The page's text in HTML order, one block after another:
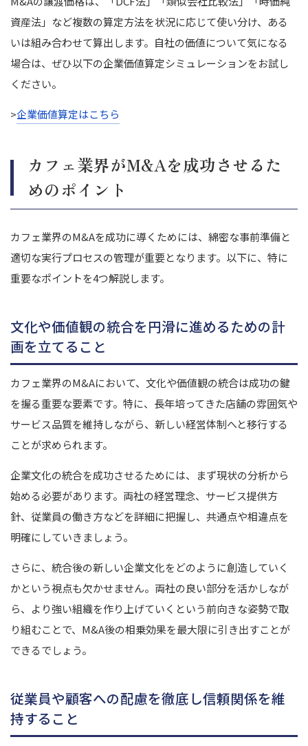
資産法」など複数の算定方法を状況に応じて使い分け、ある
いは組み合わせて算出します。自社の価値について気になる
場合は、ぜひ以下の企業価値算定シミュレーションをお試し
ください。
>企業価値算定はこちら
カフェ業界がM&Aを成功させるた
めのポイント
カフェ業界のM&Aを成功に導くためには、綿密な事前準備と
適切な実行プロセスの管理が重要となります。以下に、特に
重要なポイントを4つ解説します。
文化や価値観の統合を円滑に進めるための計
画を立てること
カフェ業界のM&Aにおいて、文化や価値観の統合は成功の鍵
を握る重要な要素です。特に、長年培ってきた店舗の雰囲気や
サービス品質を維持しながら、新しい経営体制へと移行する
ことが求められます。
企業文化の統合を成功させるためには、まず現状の分析から
始める必要があります。両社の経営理念、サービス提供方
針、従業員の働き方などを詳細に把握し、共通点や相違点を
明確にしていきましょう。
さらに、統合後の新しい企業文化をどのように創造していく
かという視点も欠かせません。両社の良い部分を活かしなが
ら、より強い組織を作り上げていくという前向きな姿勢で取
り組むことで、M&A後の相乗効果を最大限に引き出すことが
できるでしょう。
従業員や顧客への配慮を徹底し信頼関係を維
持すること